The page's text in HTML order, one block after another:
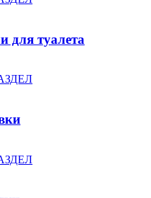
для туалета